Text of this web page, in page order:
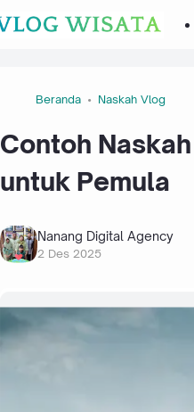
Beranda Naskah Vlog
Contoh
untuk Pemula
Nanang Digital Agency
2 Des 2025